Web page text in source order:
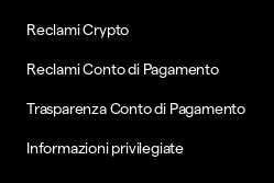
Reclami Crypto
Reclami Conto di Pagamento
Trasparenza Conto di Pagamento
Informazioni privilegiate